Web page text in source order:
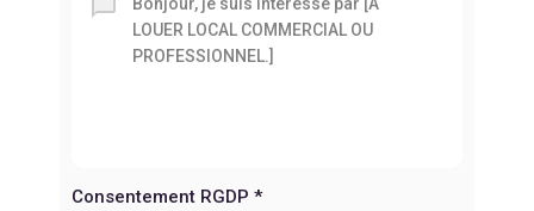
Consentement RGDP *